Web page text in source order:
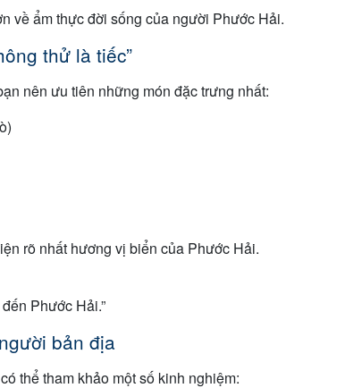
về ẩm thực đời sống của người Phước Hải.
thử là tiếc”
nên ưu tiên những món đặc trưng nhất:
rõ nhất hương vị biển của Phước Hải.
Phước Hải.”
bản địa
thể tham khảo một số kinh nghiệm: